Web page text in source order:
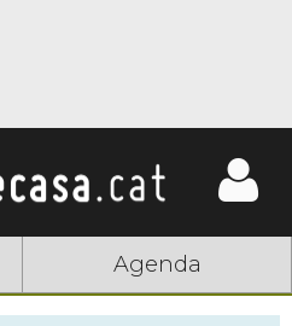
Agenda